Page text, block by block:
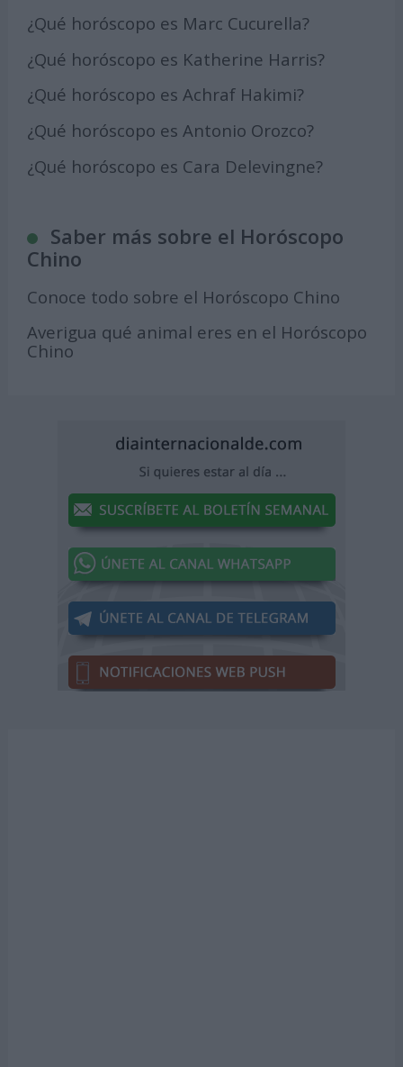
¿Qué horóscopo es Marc Cucurella?
¿Qué horóscopo es Katherine Harris?
¿Qué horóscopo es Achraf Hakimi?
¿Qué horóscopo es Antonio Orozco?
¿Qué horóscopo es Cara Delevingne?
Saber más sobre el Horóscopo
Chino
Conoce todo sobre el Horóscopo Chino
Averigua qué animal eres en el Horóscopo
Chino